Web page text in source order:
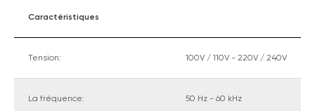
Caractéristiques
Tension: 100V / 110V - 220V / 240V
La fréquence: 50 Hz - 60 kHz